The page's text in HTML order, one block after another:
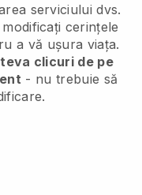
serviciului dvs.
cerințele
a vă ușura viața.
clicuri de pe
- nu trebuie să